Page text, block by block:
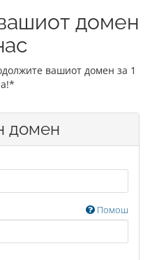
домен
вашиот домен за 1
домен
Помош